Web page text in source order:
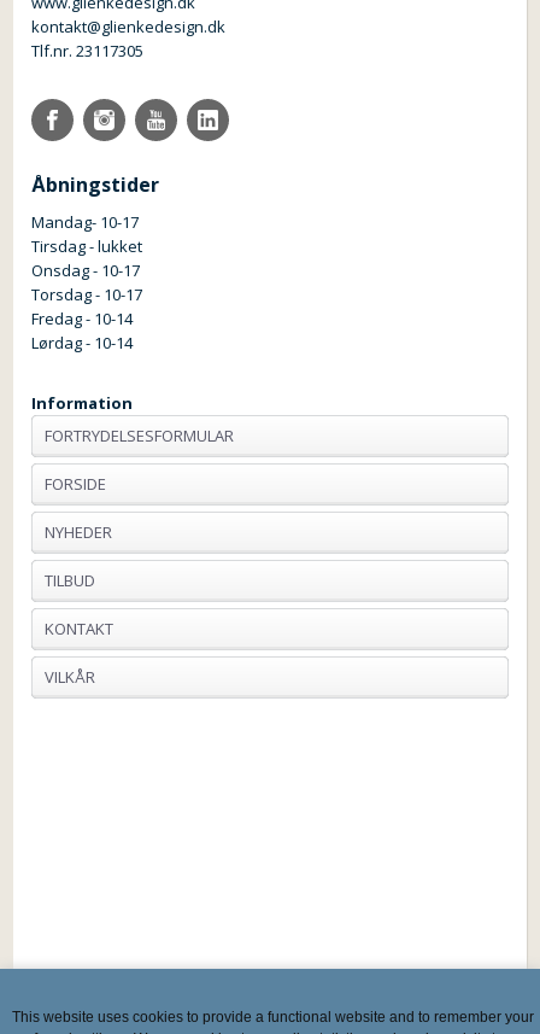
This website uses cookies to provide a functional website and to remember your
kontakt@glienkedesign.dk
Tlf.nr. 23117305
Åbningstider
Mandag- 10-17
Tirsdag - lukket
Onsdag - 10-17
Torsdag - 10-17
Fredag - 10-14
Lørdag - 10-14
Information
FORTRYDELSESFORMULAR
FORSIDE
NYHEDER
TILBUD
KONTAKT
VILKÅR